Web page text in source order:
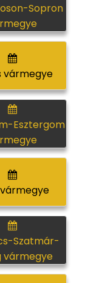
Sopron
vármegye
Esztergom
Szatmár-
vármegye